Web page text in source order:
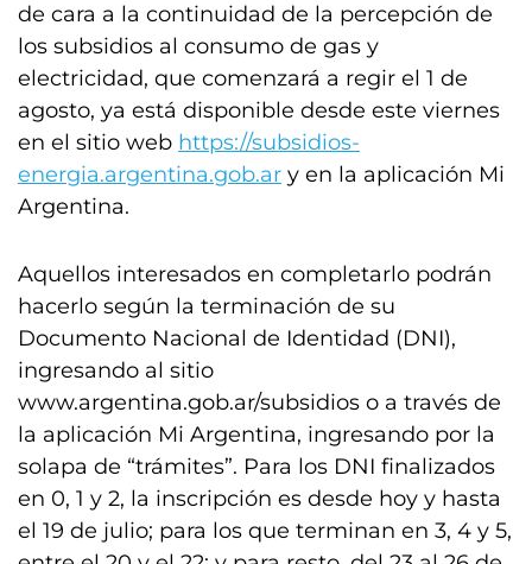
de cara a la continuidad de la percepción de
los subsidios al consumo de gas y
electricidad, que comenzará a regir el 1 de
agosto, ya está disponible desde este viernes
en el sitio web https://subsidios-
energia.argentina.gob.ar y en la aplicación Mi
Argentina.
Aquellos interesados en completarlo podrán
hacerlo según la terminación de su
Documento Nacional de Identidad (DNI),
ingresando al sitio
www.argentina.gob.ar/subsidios o a través de
la aplicación Mi Argentina, ingresando por la
solapa de “trámites”. Para los DNI finalizados
en 0, 1 y 2, la inscripción es desde hoy y hasta
el 19 de julio; para los que terminan en 3, 4 y 5,